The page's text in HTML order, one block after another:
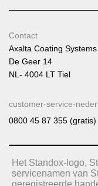
Contact
Axalta Coating Systems
De Geer 14
NL- 4004 LT Tiel
customer-service-
0800 45 87 355 (gratis)
Het Standox-logo,
servicenamen van
geregistreerde